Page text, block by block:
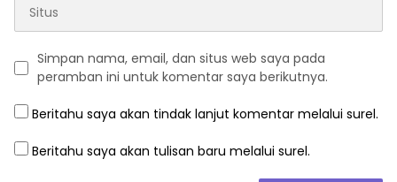
Simpan nama, email, dan situs web saya pada
peramban ini untuk komentar saya berikutnya.
Beritahu saya akan tindak lanjut komentar melalui surel.
Beritahu saya akan tulisan baru melalui surel.